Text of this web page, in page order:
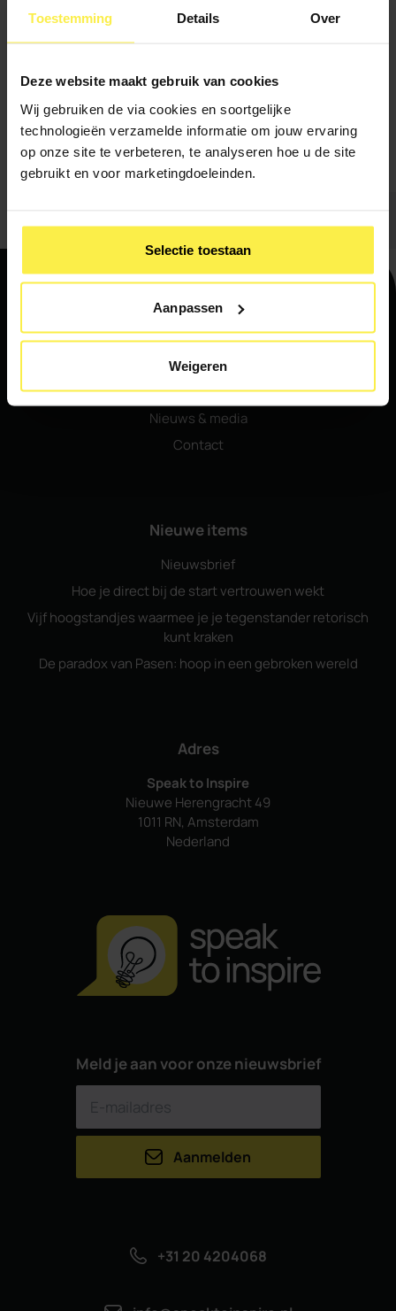
Toestemming Details Over
Deze website maakt gebruik van cookies
Wij gebruiken de via cookies en soortgelijke
technologieën verzamelde informatie om jouw ervaring
op onze site te verbeteren, te analyseren hoe u de site
gebruikt en voor marketingdoeleinden.
Selectie toestaan
Aanpassen
Weigeren
Ik meld me aan voor de nieuwsbrief
Verstuur
Navigatie
Home
Ons aanbod
Nieuws & media
Contact
Nieuwe items
Nieuwsbrief
Hoe je direct bij de start vertrouwen wekt
Vijf hoogstandjes waarmee je je tegenstander retorisch
kunt kraken
De paradox van Pasen: hoop in een gebroken wereld
Adres
Speak to Inspire
Nieuwe Herengracht 49
1011 RN, Amsterdam
Nederland
Meld je aan voor onze nieuwsbrief
Aanmelden
+31 20 4204068